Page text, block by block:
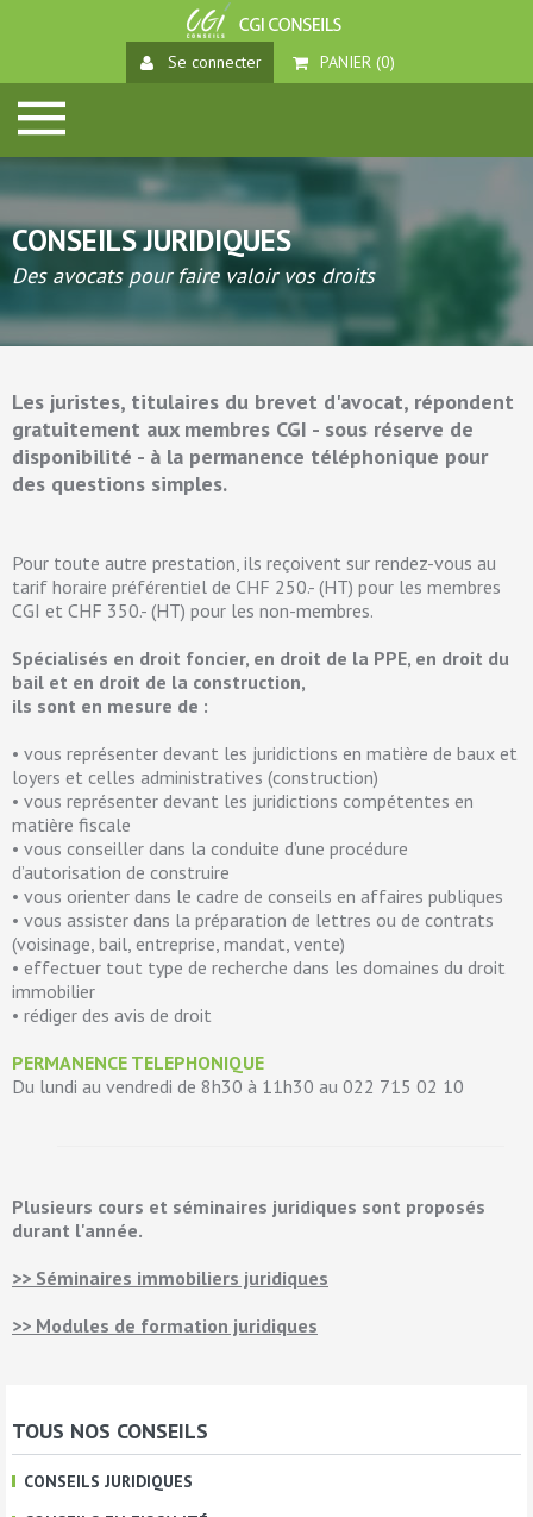
Se connecter PANIER (0)
CONSEILS JURIDIQUES
Des avocats pour faire valoir vos droits
Les juristes, titulaires du brevet d'avocat, répondent
gratuitement aux membres CGI - sous réserve de
disponibilité - à la permanence téléphonique pour
des questions simples.
Pour toute autre prestation, ils reçoivent sur rendez-vous au
tarif horaire préférentiel de CHF 250.- (HT) pour les membres
CGI et CHF 350.- (HT) pour les non-membres.
Spécialisés en droit foncier, en droit de la PPE, en droit du
bail et en droit de la construction,
ils sont en mesure de :
• vous représenter devant les juridictions en matière de baux et
loyers et celles administratives (construction)
• vous représenter devant les juridictions compétentes en
matière fiscale
• vous conseiller dans la conduite d’une procédure
d’autorisation de construire
• vous orienter dans le cadre de conseils en affaires publiques
• vous assister dans la préparation de lettres ou de contrats
(voisinage, bail, entreprise, mandat, vente)
• effectuer tout type de recherche dans les domaines du droit
immobilier
• rédiger des avis de droit
PERMANENCE TELEPHONIQUE
Du lundi au vendredi de 8h30 à 11h30 au 022 715 02 10
Plusieurs cours et séminaires juridiques sont proposés
durant l'année.
>> Séminaires immobiliers juridiques
>> Modules de formation juridiques
TOUS NOS CONSEILS
CONSEILS JURIDIQUES